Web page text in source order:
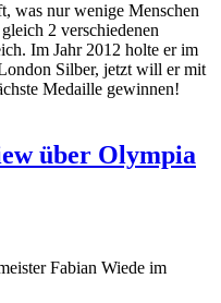
was nur wenige Menschen
2 verschiedenen
Im Jahr 2012 holte er im
Silber, jetzt will er mit
Medaille gewinnen!
über Olympia
Fabian Wiede im